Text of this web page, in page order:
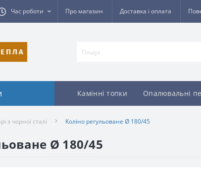
Час роботи Про магазин Доставка і оплата
Камінні топки Опалювальні
з чорної сталі Коліно регульоване Ø 180/45
Ø 180/45